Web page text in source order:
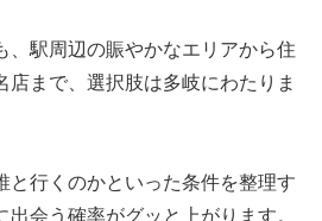
、駅周辺の賑やかなエリアから住
店まで、選択肢は多岐にわたりま
と行くのかといった条件を整理す
会う確率がグッと上がります。